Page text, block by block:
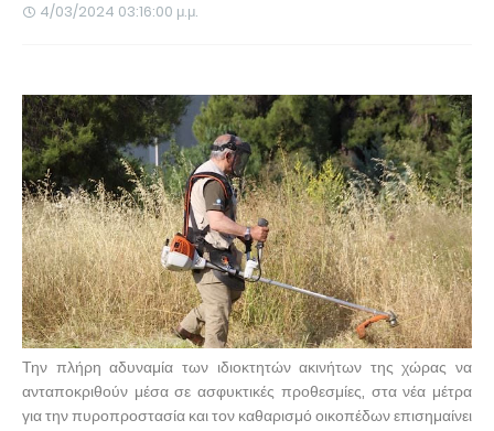
4/03/2024 03:16:00 μ.μ.
Την πλήρη αδυναμία των ιδιοκτητών ακινήτων της χώρας να
ανταποκριθούν μέσα σε ασφυκτικές προθεσμίες, στα νέα μέτρα
για την πυροπροστασία και τον καθαρισμό οικοπέδων επισημαίνει